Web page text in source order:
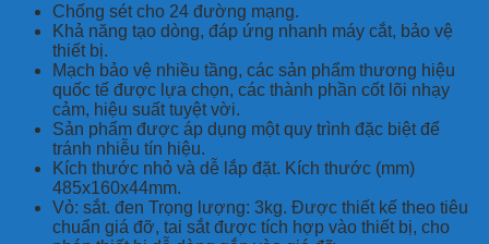
Chống sét cho 24 đường mạng.
Khả năng tạo dòng, đáp ứng nhanh máy cắt, bảo vệ
thiết bị.
Mạch bảo vệ nhiều tầng, các sản phẩm thương hiệu
quốc tế được lựa chọn, các thành phần cốt lõi nhạy
cảm, hiệu suất tuyệt vời.
Sản phẩm được áp dụng một quy trình đặc biệt để
tránh nhiễu tín hiệu.
Kích thước nhỏ và dễ lắp đặt. Kích thước (mm)
485x160x44mm.
Vỏ: sắt. đen Trọng lượng: 3kg. Được thiết kế theo tiêu
chuẩn giá đỡ, tai sắt được tích hợp vào thiết bị, cho